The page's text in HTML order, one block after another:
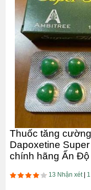
Thuốc tăng
Dapoxetine
chính hãng Ấn Độ
13 Nhận xét